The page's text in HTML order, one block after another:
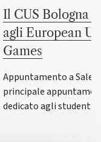
Il CUS Bologna
agli European
Games
Appuntamento a
principale
dedicato agli